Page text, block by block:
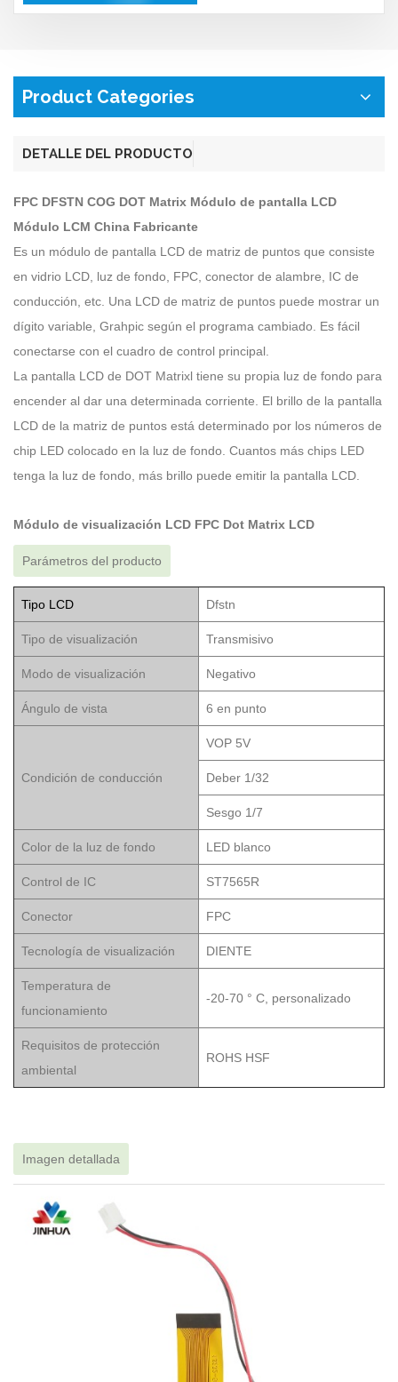
Product Categories
DETALLE DEL PRODUCTO
FPC DFSTN COG DOT Matrix Módulo de pantalla LCD
Módulo LCM China Fabricante
Es un módulo de pantalla LCD de matriz de puntos que consiste
en vidrio LCD, luz de fondo, FPC, conector de alambre, IC de
conducción, etc. Una LCD de matriz de puntos puede mostrar un
dígito variable, Grahpic según el programa cambiado. Es fácil
conectarse con el cuadro de control principal.
La pantalla LCD de DOT Matrixl tiene su propia luz de fondo para
encender al dar una determinada corriente. El brillo de la pantalla
LCD de la matriz de puntos está determinado por los números de
chip LED colocado en la luz de fondo. Cuantos más chips LED
tenga la luz de fondo, más brillo puede emitir la pantalla LCD.
Módulo de visualización LCD FPC Dot Matrix LCD
Parámetros del producto
Tipo LCD Dfstn
Tipo de visualización Transmisivo
Modo de visualización Negativo
Ángulo de vista 6 en punto
Condición de conducción
VOP 5V
Deber 1/32
Sesgo 1/7
Color de la luz de fondo LED blanco
Control de IC ST7565R
Conector FPC
Tecnología de visualización DIENTE
Temperatura de
funcionamiento
-20-70 ° C, personalizado
Requisitos de protección
ambiental
ROHS HSF
Imagen detallada